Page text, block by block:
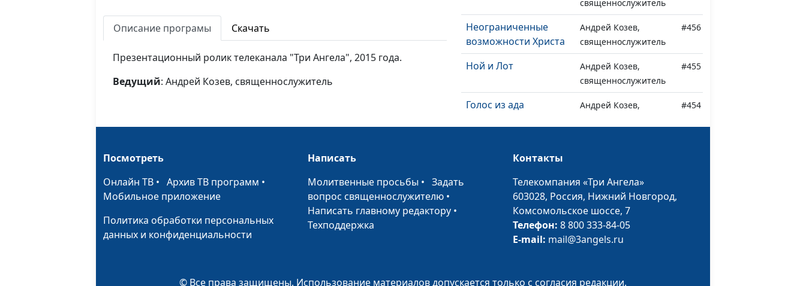
Описание програмы Скачать
Презентационный ролик телеканала "Три Ангела", 2015 года.
Ведущий: Андрей Козев, священнослужитель
священнослужитель
Неограниченные
возможности Христа
Андрей Козев,
священнослужитель
#456
Ной и Лот
Андрей Козев,
священнослужитель
#455
Голос из ада
Андрей Козев,
#454
жертвенником
Эдуард Егизарян,
магистр богословия
Добровольный голод
Эдуард Егизарян,
магистр богословия
Посмотреть
Онлайн ТВ • Архив ТВ программ •
Мобильное приложение
Политика обработки персональных
данных и конфиденциальности
Написать
Молитвенные просьбы •Задать
вопрос священнослужителю •
Написать главному редактору •
Техподдержка
Контакты
Телекомпания «Три Ангела»
603028, Россия, Нижний Новгород,
Комсомольское шоссе, 7
Телефон: 8 800 333-84-05
E-mail: mail@3angels.ru
© Все права защищены. Использование материалов допускается только с согласия редакции.